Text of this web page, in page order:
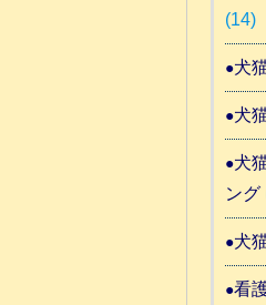
(14)
犬
犬
犬
ング
犬
看